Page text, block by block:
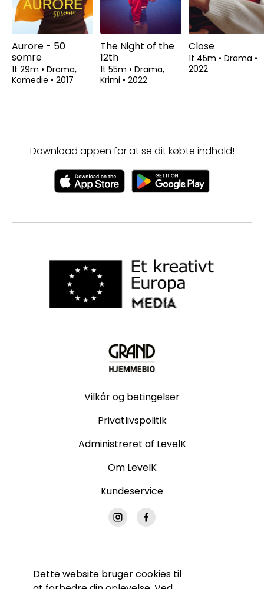
Dette website bruger cookies til
Aurore - 50
somre
1t 29m • Drama,
Komedie • 2017
The Night of the
12th
1t 55m • Drama,
Krimi • 2022
Close
1t 45m • Drama •
2022
Download appen for at se dit købte indhold!
Vilkår og betingelser
Privatlivspolitik
Administreret af LevelK
Om LevelK
Kundeservice
© Grand Hjemmebio. Alle rettigheder forbeholdes.